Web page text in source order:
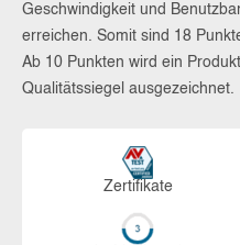
Geschwindigkeit und
erreichen. Somit sind 18
Ab 10 Punkten wird ein
Qualitätssiegel ausgezeichnet.
Zerti­fikate